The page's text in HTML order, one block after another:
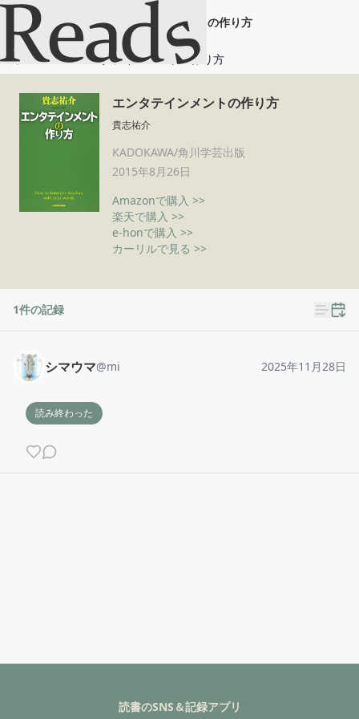
エンタテインメントの作り方
ホーム エンタテインメントの作り方
エンタテインメントの作り方
貴志祐介
KADOKAWA/角川学芸出版
2015年8月26日
Amazonで購入 >>
楽天で購入 >>
e-honで購入 >>
カーリルで見る >>
1件の記録
シマウマ@mi 2025年11月28日
読み終わった
読書のSNS＆記録アプリ